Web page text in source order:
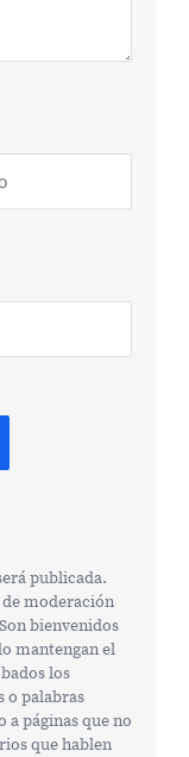
publicada.
moderación
bienvenidos
mantengan el
los
palabras
páginas que no
que hablen